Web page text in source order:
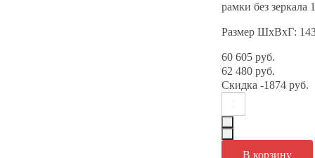
рамки без
Размер ШхВхГ:
60 605 руб.
62 480 руб.
Скидка -1874 руб.